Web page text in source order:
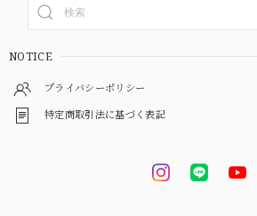
NOTICE
プライバシーポリシー
特定商取引法に基づく表記